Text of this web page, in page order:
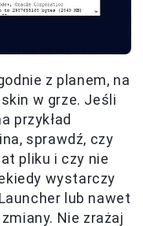
z planem, na
w grze. Jeśli
przykład
sprawdź, czy
pliku i czy nie
wystarczy
lub nawet
Nie zrażaj